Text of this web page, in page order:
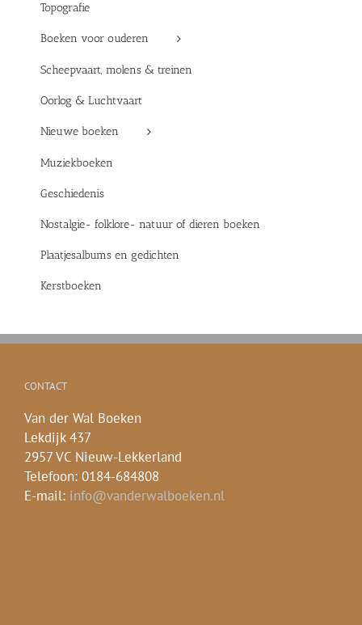
Topografie
Boeken voor ouderen
Scheepvaart, molens & treinen
Oorlog & Luchtvaart
Nieuwe boeken
Muziekboeken
Geschiedenis
Nostalgie- folklore- natuur of dieren boeken
Plaatjesalbums en gedichten
Kerstboeken
CONTACT
Van der Wal Boeken
Lekdijk 437
2957 VC Nieuw-Lekkerland
Telefoon: 0184-684808
E-mail: info@vanderwalboeken.nl